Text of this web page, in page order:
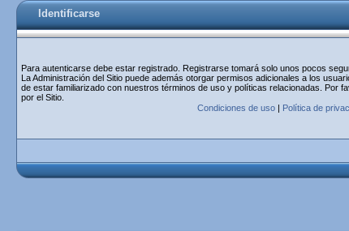
Identificarse
Para autenticarse debe estar registrado. Registrarse tomará solo unos pocos
La Administración del Sitio puede además otorgar permisos adicionales a los
de estar familiarizado con nuestros términos de uso y políticas relacionadas. Por
por el Sitio.
Condiciones de uso| Política de